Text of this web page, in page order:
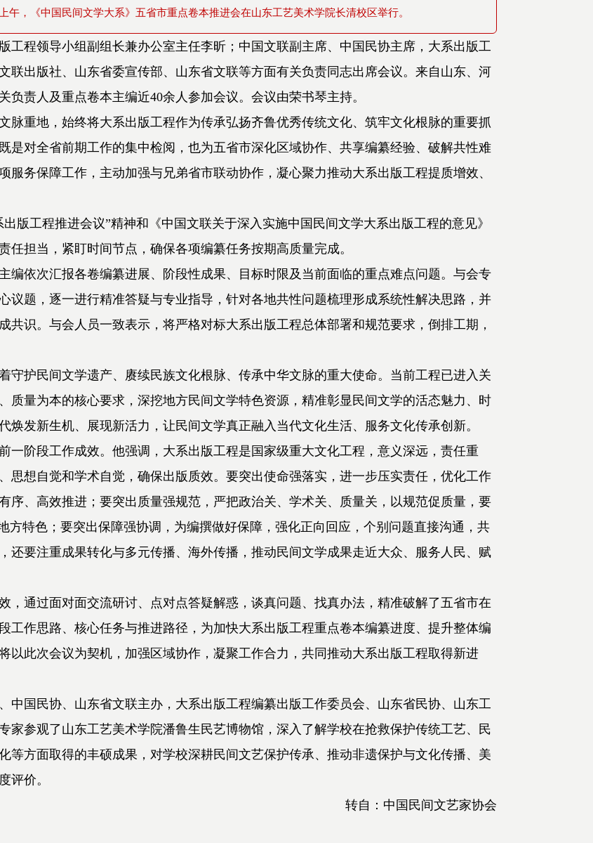
，《中国民间文学大系》五省市重点卷本推进会在山东工艺美术学院长清校区举行。
工程领导小组副组长兼办公室主任李昕；中国文联副主席、中国民协主席，大系出版工
联出版社、山东省委宣传部、山东省文联等方面有关负责同志出席会议。 来自山东、河
责人及重点卷本主编近40余人参加会议。会议由荣书琴主持。
脉重地，始终将大系出版工程作为传承弘扬齐鲁优秀传统文化、筑牢文化根脉的重要抓
是对全省前期工作的集中检阅，也为五省市深化区域协作、共享编纂经验、破解共性难
服务保障工作，主动加强与兄弟省市联动协作，凝心聚力推动大系出版工程提质增效、
版工程推进会议”精神和《中国文联关于深入实施中国民间文学大系出版工程的意见》
担当，紧盯时间节点，确保各项编纂任务按期高质量完成。
编依次汇报各卷编纂进展、阶段性成果、目标时限及当前面临的重点难点问题。与会专
议题，逐一进行精准答疑与专业指导，针对各地共性问题梳理形成系统性解决思路，并
共识。与会人员一致表示，将严格对标大系出版工程总体部署和规范要求，倒排工期，
守护民间文学遗产、赓续民族文化根脉、传承中华文脉的重大使命。当前工程已进入关
质量为本的核心要求，深挖地方民间文学特色资源，精准彰显民间文学的活态魅力、时
焕发新生机、展现新活力，让民间文学真正融入当代文化生活、服务文化传承创新。
一阶段工作成效。他强调，大系出版工程是国家级重大文化工程，意义深远，责任重
思想自觉和学术自觉，确保出版质效。要突出使命强落实，进一步压实责任，优化工作
序、高效推进；要突出质量强规范，严把政治关、学术关、质量关，以规范促质量，要
方特色；要突出保障强协调，为编撰做好保障，强化正向回应，个别问题直接沟通，共
还要注重成果转化与多元传播、海外传播，推动民间文学成果走近大众、服务人民、赋
，通过面对面交流研讨、点对点答疑解惑，谈真问题、找真办法，精准破解了五省市在
工作思路、核心任务与推进路径，为加快大系出版工程重点卷本编纂进度、提升整体编
以此次会议为契机，加强区域协作，凝聚工作合力，共同推动大系出版工程取得新进
中国民协、山东省文联主办， 大系出版工程编纂出版工作委员会、山东省民协、山东工
家参观了山东工艺美术学院潘鲁生民艺博物馆，深入了解学校在抢救保护传统工艺、民
等方面取得的丰硕成果，对学校深耕民间文艺保护传承、推动非遗保护与文化传播、美
评价。
转自：中国民间文艺家协会